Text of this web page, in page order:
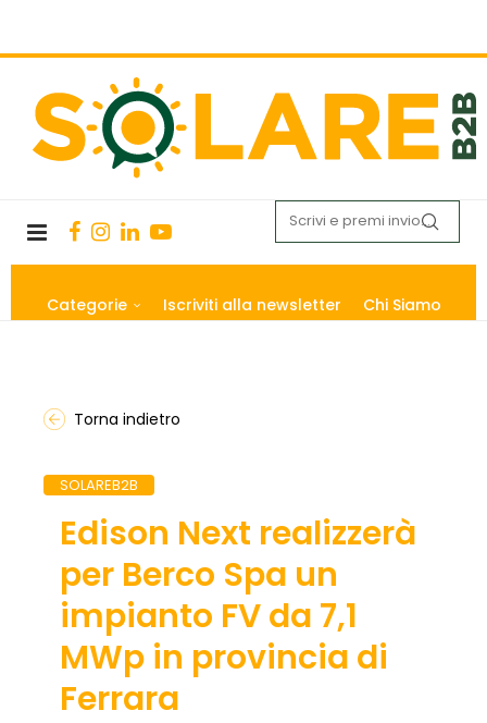
Categorie Iscriviti alla newsletter Chi Siamo
Torna indietro
SOLAREB2B
Edison Next realizzerà
per Berco Spa un
impianto FV da 7,1
MWp in provincia di
Ferrara